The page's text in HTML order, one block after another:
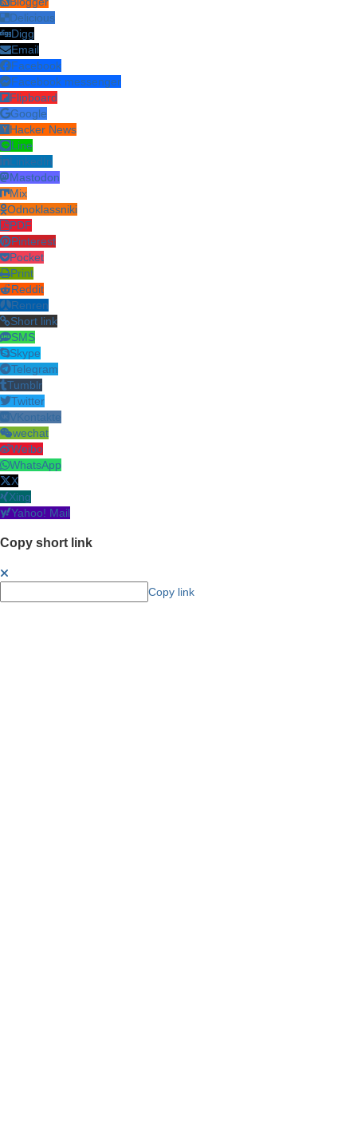
Delicious
Digg
Email
Facebook
Facebook messenger
Flipboard
Google
Hacker News
Line
LinkedIn
Mastodon
Mix
Odnoklassniki
PDF
Pinterest
Pocket
Print
Reddit
Renren
Short link
SMS
Skype
Telegram
Tumblr
Twitter
VKontakte
wechat
Weibo
WhatsApp
X
Xing
Yahoo! Mail
Copy short link
Copy link